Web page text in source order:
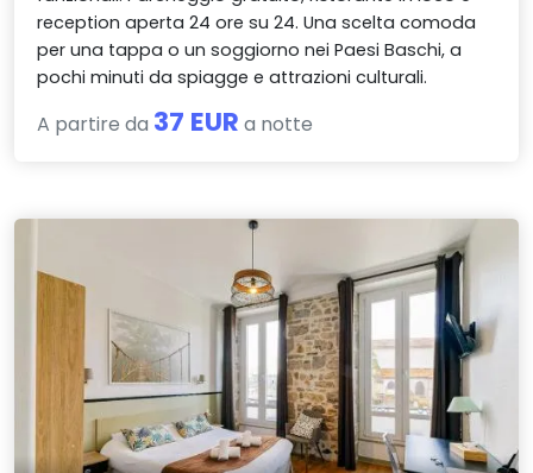
reception aperta 24 ore su 24. Una scelta comoda
per una tappa o un soggiorno nei Paesi Baschi, a
pochi minuti da spiagge e attrazioni culturali.
A partire da 37 EUR a notte